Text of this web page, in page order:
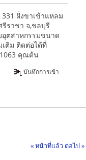
ฝั่งขาเข้าแหลม
ราชา จ,ชลบุรี
อุตสาหกรรมขนาด
เติม ติดต่อได้ที่
คุณต้น
บันทึกการเข้า
« หน้าที่แล้ว ต่อไป »